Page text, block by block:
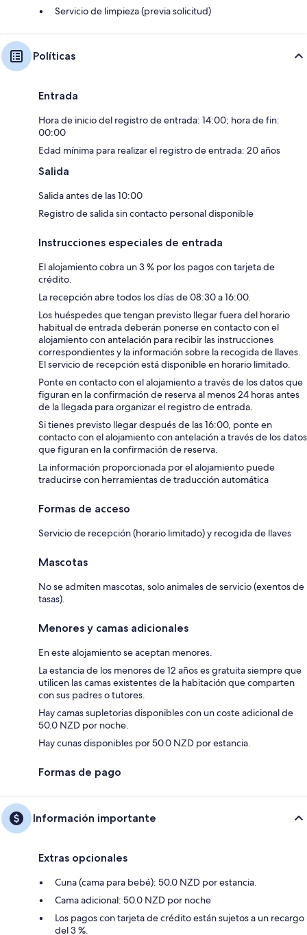
Servicio de limpieza (previa solicitud)
Políticas
Entrada
Hora de inicio del registro de entrada: 14:00; hora de fin:
00:00
Edad mínima para realizar el registro de entrada: 20 años
Salida
Salida antes de las 10:00
Registro de salida sin contacto personal disponible
Instrucciones especiales de entrada
El alojamiento cobra un 3 % por los pagos con tarjeta de
crédito.
La recepción abre todos los días de 08:30 a 16:00.
Los huéspedes que tengan previsto llegar fuera del horario
habitual de entrada deberán ponerse en contacto con el
alojamiento con antelación para recibir las instrucciones
correspondientes y la información sobre la recogida de llaves.
El servicio de recepción está disponible en horario limitado.
Ponte en contacto con el alojamiento a través de los datos que
figuran en la confirmación de reserva al menos 24 horas antes
de la llegada para organizar el registro de entrada.
Si tienes previsto llegar después de las 16:00, ponte en
contacto con el alojamiento con antelación a través de los datos
que figuran en la confirmación de reserva.
La información proporcionada por el alojamiento puede
traducirse con herramientas de traducción automática
Formas de acceso
Servicio de recepción (horario limitado) y recogida de llaves
Mascotas
No se admiten mascotas, solo animales de servicio (exentos de
tasas).
Menores y camas adicionales
En este alojamiento se aceptan menores.
La estancia de los menores de 12 años es gratuita siempre que
utilicen las camas existentes de la habitación que comparten
con sus padres o tutores.
Hay camas supletorias disponibles con un coste adicional de
50.0 NZD por noche.
Hay cunas disponibles por 50.0 NZD por estancia.
Formas de pago
Información importante
Extras opcionales
Cuna (cama para bebé): 50.0 NZD por estancia.
Cama adicional: 50.0 NZD por noche
Los pagos con tarjeta de crédito están sujetos a un recargo
del 3 %.